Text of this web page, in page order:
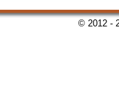
© 2012 -